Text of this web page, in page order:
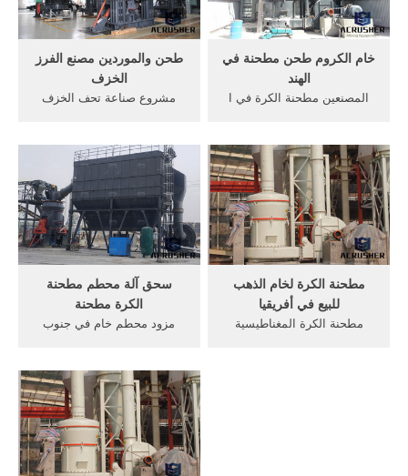
مشروع تريدها، بدون ...
طحن والموردين مصنع الفرز
الخزف
مشروع صناعة تحف الخزف
الخزف: يحتاج مصنع تحف
ومشغولات الخزف والصيني الى
موقع مساحتة تقدر بحوالي 650
متر مربع تستخدم في
خام الكروم طحن مطحنة في
الهند
المصنعين مطحنة الكرة في ا
وهل ثم هل.. تعلم؟الصفحة 53.
Sep 29 2013 · معلومات ثقافيه
عامه نافذتك لعالم من
المعلومات الوفيره في مجالات
الثقافة و التقنيات ...
سحق آلة محطم مطحنة
الكرة مطحنة
مزود محطم خام في جنوب
كاليفورنيا الدردشة مع المبيعات
المصنعين حجر آلة محطم في
الكرة مطحنة مصنعين في
تستخدم محطم في ولاية .
مطحنة الكرة لخام الذهب
للبيع في أفريقيا
مطحنة الكرة المغناطيسية